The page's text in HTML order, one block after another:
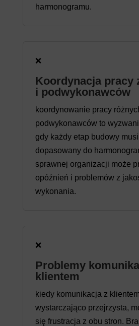
harmonogramu.
❌
Koordynacja pracy
i podwykonawców
koordynowanie pracy
podwykonawców to
gdy każdy etap budowy
dopasowany do
sprawnej organizacji może
opóźnień i problemów z
wykonania.
❌
Problemy
klientem
kiedy komunikacja z
wystarczająco przejrzysta,
się frustracja z obu stron.